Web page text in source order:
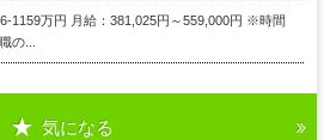
1159万円 月給：381,025円～559,000円 ※時間
の...
気になる